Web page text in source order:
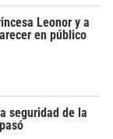
Leonor y a
en público
seguridad de la